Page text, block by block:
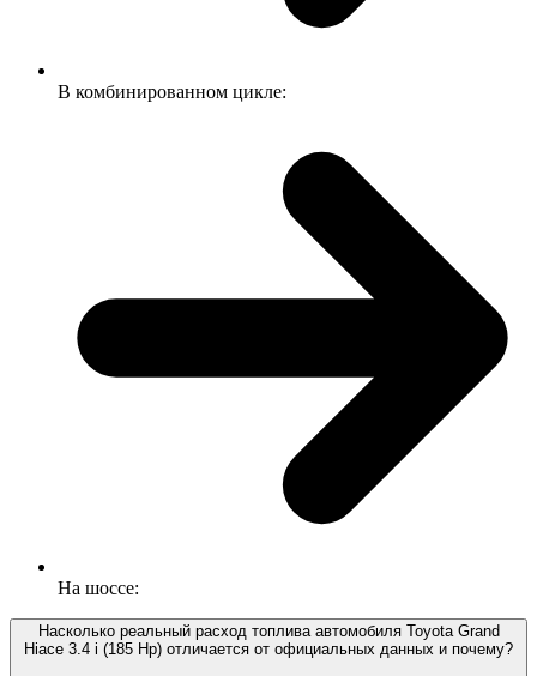
В комбинированном цикле:
На шоссе:
Насколько реальный расход топлива автомобиля Toyota Grand
Hiace 3.4 i (185 Hp) отличается от официальных данных и почему?